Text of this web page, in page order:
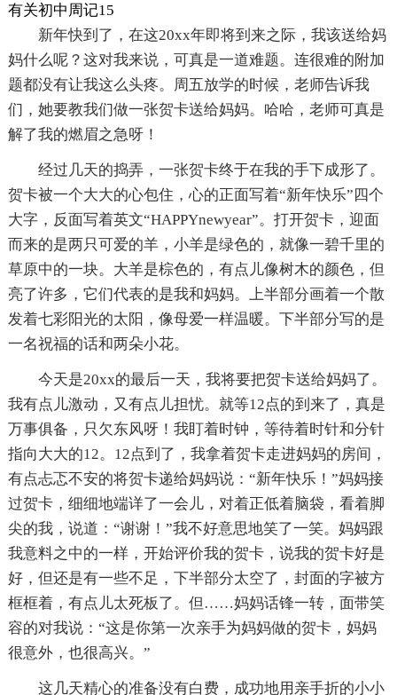
有关初中周记15
新年快到了，在这20xx年即将到来之际，我该送给妈
妈什么呢？这对我来说，可真是一道难题。连很难的附加
题都没有让我这么头疼。周五放学的时候，老师告诉我
们，她要教我们做一张贺卡送给妈妈。哈哈，老师可真是
解了我的燃眉之急呀！
经过几天的捣弄，一张贺卡终于在我的手下成形了。
贺卡被一个大大的心包住，心的正面写着“新年快乐”四个
大字，反面写着英文“HAPPYnewyear”。打开贺卡，迎面
而来的是两只可爱的羊，小羊是绿色的，就像一碧千里的
草原中的一块。大羊是棕色的，有点儿像树木的颜色，但
亮了许多，它们代表的是我和妈妈。上半部分画着一个散
发着七彩阳光的太阳，像母爱一样温暖。下半部分写的是
一名祝福的话和两朵小花。
今天是20xx的最后一天，我将要把贺卡送给妈妈了。
我有点儿激动，又有点儿担忧。就等12点的到来了，真是
万事俱备，只欠东风呀！我盯着时钟，等待着时针和分针
指向大大的12。12点到了，我拿着贺卡走进妈妈的房间，
有点忐忑不安的将贺卡递给妈妈说：“新年快乐！”妈妈接
过贺卡，细细地端详了一会儿，对着正低着脑袋，看着脚
尖的我，说道：“谢谢！”我不好意思地笑了一笑。妈妈跟
我意料之中的一样，开始评价我的贺卡，说我的贺卡好是
好，但还是有一些不足，下半部分太空了，封面的字被方
框框着，有点儿太死板了。但……妈妈话锋一转，面带笑
容的对我说：“这是你第一次亲手为妈妈做的贺卡，妈妈
很意外，也很高兴。”
这几天精心的准备没有白费，成功地用亲手折的小小